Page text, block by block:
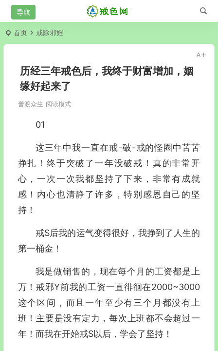
首页 戒除邪婬
历经三年戒色后，我终于财富增加，姻
缘好起来了
普渡众生 阅读模式
01
这三年中我一直在戒-破-戒的怪圈中苦苦
挣扎！终于突破了一年没破戒！真的非常开
心，一次一次我都坚持了下来，非常有成就
感！内心也清静了许多，特别感恩自己的坚
持！
戒S后我的运气变得很好，我挣到了人生的
第一桶金！
我是做销售的，现在每个月的工资都是上
万！戒邪Y前我的工资一直徘徊在2000~3000
这个区间，而且一年至少有三个月都没有上
班！主要是没有定力，每次上班都不会超过一
年！而我在开始戒S以后，学会了坚持！